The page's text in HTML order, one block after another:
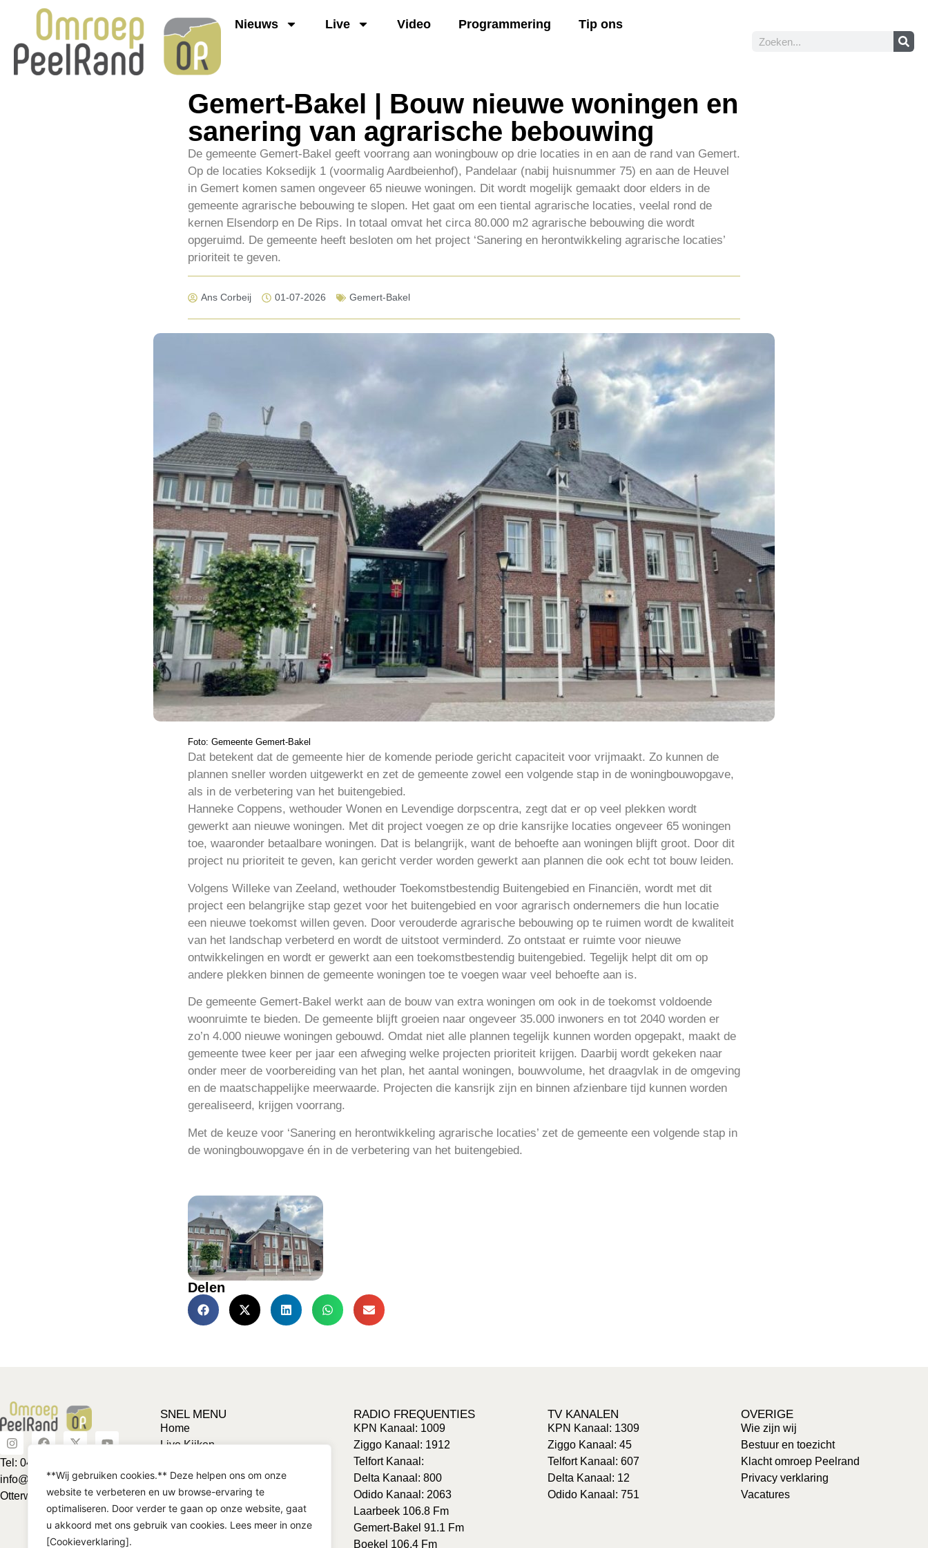
**Wij gebruiken cookies.** Deze helpen ons om onze
website te verbeteren en uw browse-ervaring te
optimaliseren. Door verder te gaan op onze website, gaat
u akkoord met ons gebruik van cookies. Lees meer in onze
[Cookieverklaring].
Nieuws Live Video Programmering Tip ons
Gemert-Bakel | Bouw nieuwe woningen en
sanering van agrarische bebouwing
De gemeente Gemert-Bakel geeft voorrang aan woningbouw op drie locaties in en aan de rand van Gemert.
Op de locaties Koksedijk 1 (voormalig Aardbeienhof), Pandelaar (nabij huisnummer 75) en aan de Heuvel
in Gemert komen samen ongeveer 65 nieuwe woningen. Dit wordt mogelijk gemaakt door elders in de
gemeente agrarische bebouwing te slopen. Het gaat om een tiental agrarische locaties, veelal rond de
kernen Elsendorp en De Rips. In totaal omvat het circa 80.000 m2 agrarische bebouwing die wordt
opgeruimd. De gemeente heeft besloten om het project ‘Sanering en herontwikkeling agrarische locaties’
prioriteit te geven.
Ans Corbeij 01-07-2026 Gemert-Bakel
Foto: Gemeente Gemert-Bakel
Dat betekent dat de gemeente hier de komende periode gericht capaciteit voor vrijmaakt. Zo kunnen de
plannen sneller worden uitgewerkt en zet de gemeente zowel een volgende stap in de woningbouwopgave,
als in de verbetering van het buitengebied.
Hanneke Coppens, wethouder Wonen en Levendige dorpscentra, zegt dat er op veel plekken wordt
gewerkt aan nieuwe woningen. Met dit project voegen ze op drie kansrijke locaties ongeveer 65 woningen
toe, waaronder betaalbare woningen. Dat is belangrijk, want de behoefte aan woningen blijft groot. Door dit
project nu prioriteit te geven, kan gericht verder worden gewerkt aan plannen die ook echt tot bouw leiden.
Volgens Willeke van Zeeland, wethouder Toekomstbestendig Buitengebied en Financiën, wordt met dit
project een belangrijke stap gezet voor het buitengebied en voor agrarisch ondernemers die hun locatie
een nieuwe toekomst willen geven. Door verouderde agrarische bebouwing op te ruimen wordt de kwaliteit
van het landschap verbeterd en wordt de uitstoot verminderd. Zo ontstaat er ruimte voor nieuwe
ontwikkelingen en wordt er gewerkt aan een toekomstbestendig buitengebied. Tegelijk helpt dit om op
andere plekken binnen de gemeente woningen toe te voegen waar veel behoefte aan is.
De gemeente Gemert-Bakel werkt aan de bouw van extra woningen om ook in de toekomst voldoende
woonruimte te bieden. De gemeente blijft groeien naar ongeveer 35.000 inwoners en tot 2040 worden er
zo’n 4.000 nieuwe woningen gebouwd. Omdat niet alle plannen tegelijk kunnen worden opgepakt, maakt de
gemeente twee keer per jaar een afweging welke projecten prioriteit krijgen. Daarbij wordt gekeken naar
onder meer de voorbereiding van het plan, het aantal woningen, bouwvolume, het draagvlak in de omgeving
en de maatschappelijke meerwaarde. Projecten die kansrijk zijn en binnen afzienbare tijd kunnen worden
gerealiseerd, krijgen voorrang.
Met de keuze voor ‘Sanering en herontwikkeling agrarische locaties’ zet de gemeente een volgende stap in
de woningbouwopgave én in de verbetering van het buitengebied.
Delen
Tel: 0492-463624
info@omroeppeelrand.nl
Otterweg 25 5741BC
SNEL MENU
Home
Live Kijken
Vriendje voor een tientje
Club van 1000
Contact
RADIO FREQUENTIES
KPN Kanaal: 1009
Ziggo Kanaal: 1912
Telfort Kanaal:
Delta Kanaal: 800
Odido Kanaal: 2063
Laarbeek 106.8 Fm
Gemert-Bakel 91.1 Fm
Boekel 106.4 Fm
TV KANALEN
KPN Kanaal: 1309
Ziggo Kanaal: 45
Telfort Kanaal: 607
Delta Kanaal: 12
Odido Kanaal: 751
OVERIGE
Wie zijn wij
Bestuur en toezicht
Klacht omroep Peelrand
Privacy verklaring
Vacatures